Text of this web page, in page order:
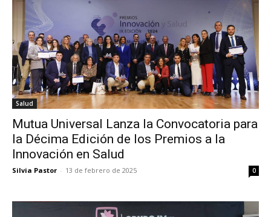
Salud
Mutua Universal Lanza la Convocatoria para
la Décima Edición de los Premios a la
Innovación en Salud
Silvia Pastor - 13 de febrero de 2025 0